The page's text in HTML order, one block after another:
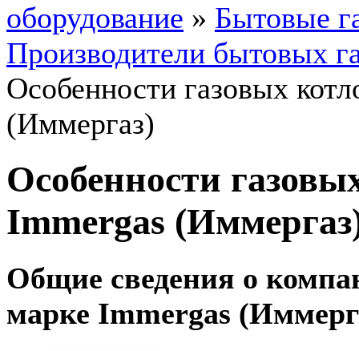
оборудование » Бытовые
Производители бытовых
Особенности газовых
(Иммергаз)
Особенности
Immergas
Общие сведения о
марке Immergas